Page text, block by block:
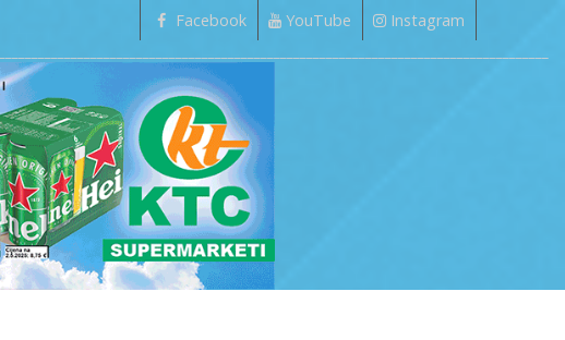
Facebook YouTube Instagram